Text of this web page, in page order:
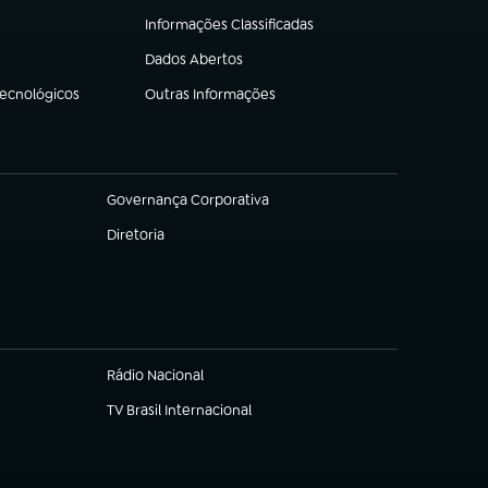
Informações Classificadas
(abre em nova aba)
Dados Abertos
(abre em nova aba)
Outras Informações
(abre em nova aba)
Governança Corporativa
(abre em nova aba)
Diretoria
(abre em nova aba)
Rádio Nacional
TV Brasil Internacional
(abre em nova aba)